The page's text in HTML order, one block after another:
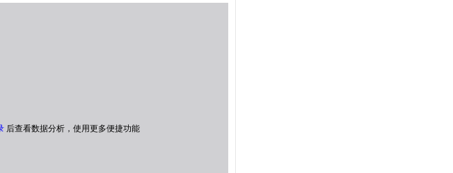
后查看数据分析，使用更多便捷功能